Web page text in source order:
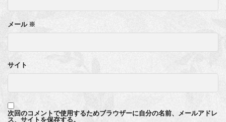
メール ※
サイト
次回のコメントで使用するためブラウザーに自分の名前、メールアドレ
ス、サイトを保存する。